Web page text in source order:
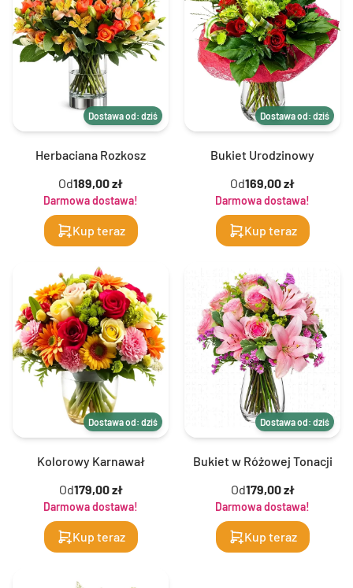
Dostawa od: dziś
Herbaciana Rozkosz
Od189,00 zł
Darmowa dostawa!
Kup teraz
Dostawa od: dziś
Bukiet Urodzinowy
Od169,00 zł
Darmowa dostawa!
Kup teraz
Dostawa od: dziś
Kolorowy Karnawał
Od179,00 zł
Darmowa dostawa!
Kup teraz
Dostawa od: dziś
Bukiet w Różowej Tonacji
Od179,00 zł
Darmowa dostawa!
Kup teraz